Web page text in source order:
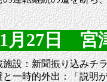
27日 宮
施設：新聞振り込みチ
と一時的外出：「説明